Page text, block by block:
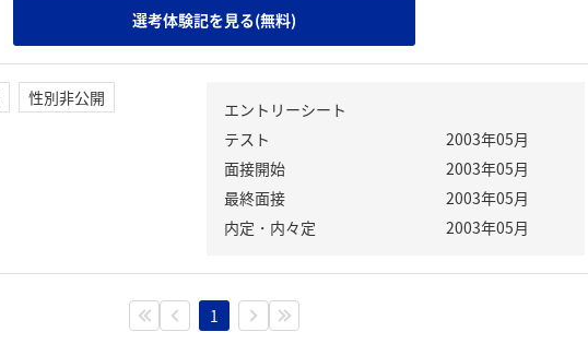
選考体験記を見る(無料)
性別非公開
エントリーシート
テスト
2003年05月
面接開始
2003年05月
最終面接
2003年05月
内定・内々定
2003年05月
1